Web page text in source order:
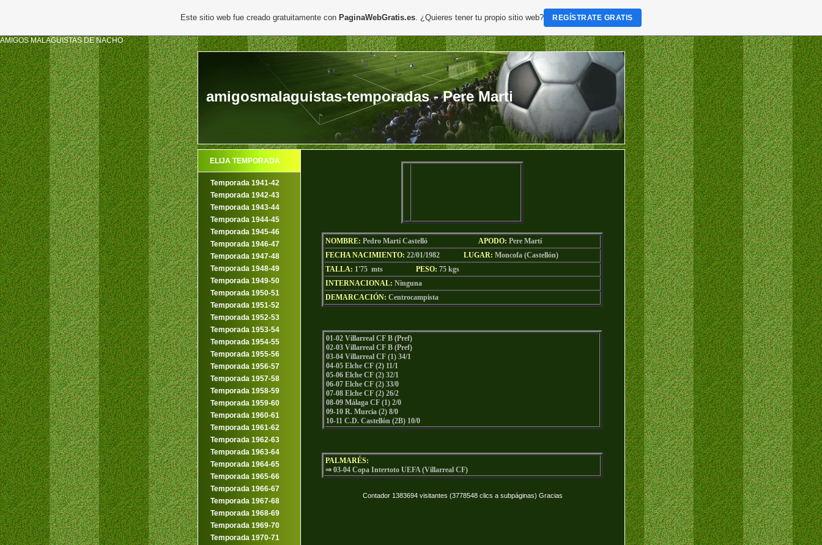
AMIGOS MALAGUISTAS DE NACHO
amigosmalaguistas-temporadas - Pere Marti
ELIJA TEMPORADA
Temporada 1941-42
Temporada 1942-43
Temporada 1943-44
Temporada 1944-45
Temporada 1945-46
Temporada 1946-47
Temporada 1947-48
Temporada 1948-49
Temporada 1949-50
Temporada 1950-51
Temporada 1951-52
Temporada 1952-53
Temporada 1953-54
Temporada 1954-55
Temporada 1955-56
Temporada 1956-57
Temporada 1957-58
Temporada 1958-59
Temporada 1959-60
Temporada 1960-61
Temporada 1961-62
Temporada 1962-63
Temporada 1963-64
Temporada 1964-65
Temporada 1965-66
Temporada 1966-67
Temporada 1967-68
Temporada 1968-69
Temporada 1969-70
Temporada 1970-71
NOMBRE: Pedro Martí Castelló APODO: Pere Martí
FECHA NACIMIENTO: 22/01/1982 LUGAR: Moncofa (Castellón)
TALLA: 1'75 mts PESO: 75 kgs
INTERNACIONAL: Ninguna
DEMARCACIÓN: Centrocampista
01-02 Villarreal CF B (Pref)
02-03 Villarreal CF B (Pref)
03-04 Villarreal CF (1) 34/1
04-05 Elche CF (2) 11/1
05-06 Elche CF (2) 32/1
06-07 Elche CF (2) 33/0
07-08 Elche CF (2) 26/2
08-09 Málaga CF (1) 2/0
09-10 R. Murcia (2) 8/0
10-11 C.D. Castellón (2B) 10/0
PALMARÉS:
⇒ 03-04 Copa Intertoto UEFA (Villarreal CF)
Contador 1383694 visitantes (3778548 clics a subpáginas) Gracias
Este sitio web fue creado gratuitamente con PaginaWebGratis.es. ¿Quieres tener tu propio sitio web? REGÍSTRATE GRATIS